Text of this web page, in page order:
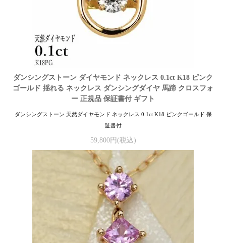
ダンシングストーン ダイヤモンド ネックレス 0.1ct K18 ピンク
ゴールド 揺れる ネックレス ダンシングダイヤ 馬蹄 クロスフォ
ー 正規品 保証書付 ギフト
ダンシングストーン 天然ダイヤモンド ネックレス 0.1ct K18 ピンクゴールド 保
証書付
59,800円(税込)